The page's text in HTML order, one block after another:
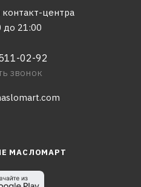
центра
до 21:00
02-92
ЗВОНОК
МАСЛОМАРТ